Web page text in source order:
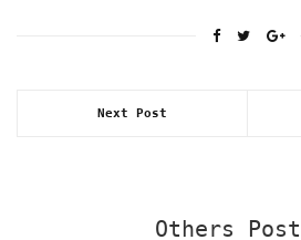
Next Post
Others